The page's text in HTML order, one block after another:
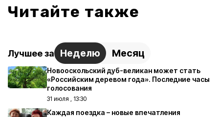
Читайте также
Лучшее за Неделю Месяц
Новооскольский дуб-великан может стать
«Российским деревом года». Последние часы
голосования
31 июля , 13:30
Каждая поездка – новые впечатления